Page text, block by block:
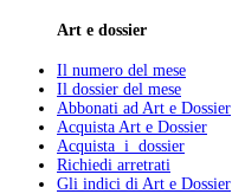
Art e dossier
Il numero del mese
Il dossier del mese
Abbonati ad Art e Dossier
Acquista Art e Dossier
Acquista i dossier
Richiedi arretrati
Gli indici di Art e Dossier